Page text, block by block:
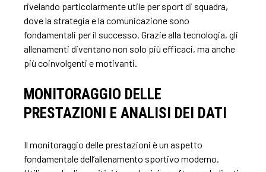
rivelando particolarmente utile per sport di squadra,
dove la strategia e la comunicazione sono
fondamentali per il successo. Grazie alla tecnologia, gli
allenamenti diventano non solo più efficaci, ma anche
più coinvolgenti e motivanti.
MONITORAGGIO DELLE
PRESTAZIONI E ANALISI DEI DATI
Il monitoraggio delle prestazioni è un aspetto
fondamentale dell’allenamento sportivo moderno.